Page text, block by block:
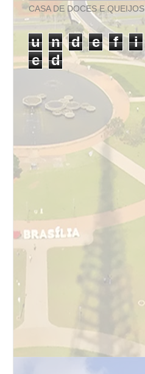
CASA DE DOCES E QUEIJOS
u n d e f i
e
d